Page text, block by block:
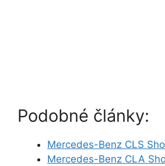
Podobné články:
Mercedes-Benz CLS
Mercedes-Benz CLA